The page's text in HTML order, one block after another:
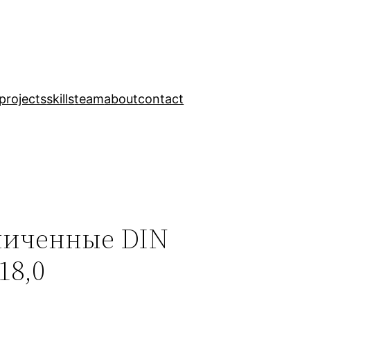
projectsskillsteamaboutcontact
DIN